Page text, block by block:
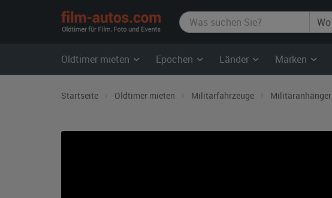
film-
autos.com
Oldtimer mieten Epochen Länder Marken
Startseite Oldtimer mieten Militärfahrzeuge Militäranhänger